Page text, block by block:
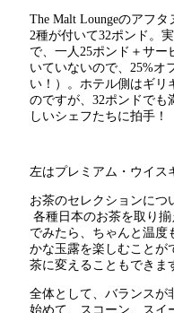
The Malt Loungeのアフ
2種が付いて32ポンド。実
で、一人25ポンド＋サ
いていないので、25%オ
い！）。ホテル側はギリ
のですが、32ポンドでも
しいシェフたちに拍手！
左はプレミアム・ウイス
お茶のセレクションにつ
各種日本のお茶を取り
でみたら、ちゃんと温度
かな玉露を楽しむことが
茶に変えることもできま
全体として、バランスが
始めて、スコーン、スイ